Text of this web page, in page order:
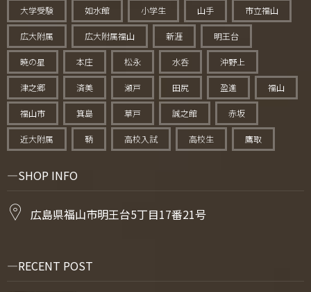
大学受験 如水館 小学生 山手 市立福山
広大附属 広大附属福山 新涯 明王台
暁の星 本庄 松永 水呑 沖野上
津之郷 済美 瀬戸 田尻 盈進 福山
福山市 箕島 草戸 誠之館 赤坂
近大附属 鞆 高校入試 高校生 鷹取
SHOP INFO
広島県福山市明王台5丁目17番21号
RECENT POST